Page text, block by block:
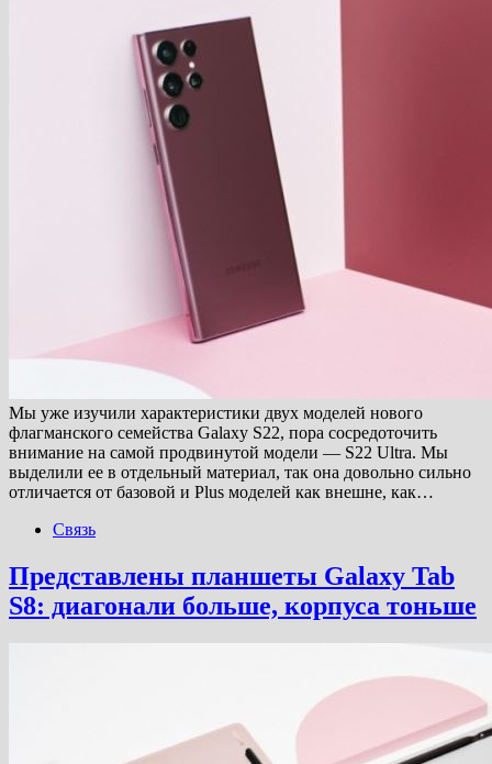
Мы уже изучили характеристики двух моделей нового
флагманского семейства Galaxy S22, пора сосредоточить
внимание на самой продвинутой модели — S22 Ultra. Мы
выделили ее в отдельный материал, так она довольно сильно
отличается от базовой и Plus моделей как внешне, как…
Связь
Представлены планшеты Galaxy Tab
S8: диагонали больше, корпуса тоньше